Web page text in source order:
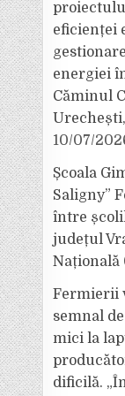
eficienței
energiei
Căminul
10/07/
Școala
Saligny”
între
județul
Națională
Fermierii
semnal
mici la
dificilă.